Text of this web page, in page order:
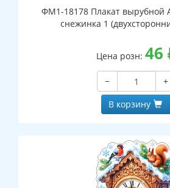
ФМ1-18178 Плакат вырубной
снежинка 1
Цена розн: 46
−
+
В корзину